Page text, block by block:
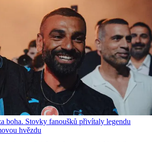
boha. Stovky fanoušků přivítaly legendu
hvězdu